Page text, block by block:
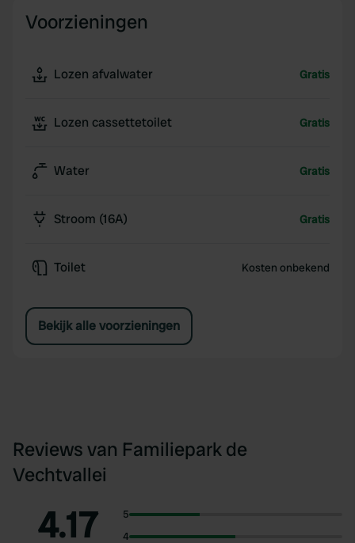
Voorzieningen
Lozen afvalwater Gratis
Lozen cassettetoilet Gratis
Water Gratis
Stroom (16A) Gratis
Toilet Kosten onbekend
Bekijk alle voorzieningen
Reviews van Familiepark de
Vechtvallei
4.17
5
4